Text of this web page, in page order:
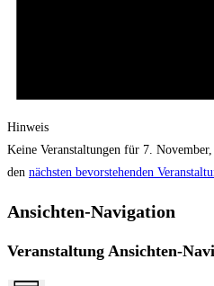
Hinweis
Keine Veranstaltungen für 7.
den nächsten bevorstehenden
Ansichten-Navigation
Veranstaltung Ansichten-